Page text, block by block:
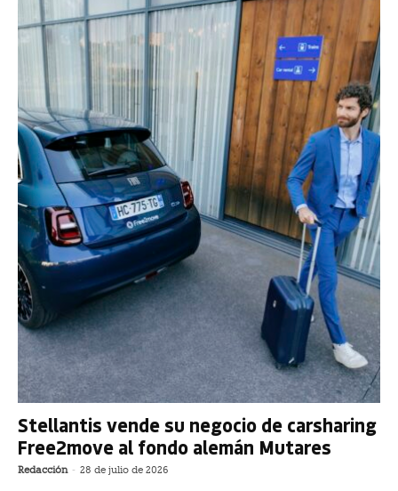
Stellantis vende su negocio de carsharing
Free2move al fondo alemán Mutares
Redacción - 28 de julio de 2026